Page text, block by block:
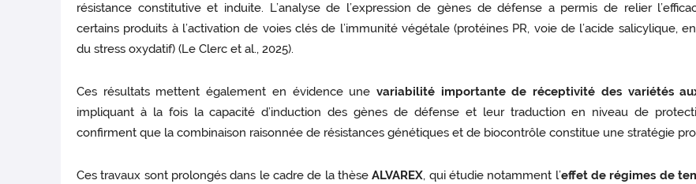
résistance constitutive et induite. L’analyse de l’expression de gènes de défense a permis de relier
certains produits à l’activation de voies clés de l’immunité végétale (protéines PR, voie de l’acide salicylique,
du stress oxydatif) (Le Clerc et al., 2025).
Ces résultats mettent également en évidence une variabilité importante de réceptivité des variétés
impliquant à la fois la capacité d’induction des gènes de défense et leur traduction en niveau de
confirment que la combinaison raisonnée de résistances génétiques et de biocontrôle constitue une stratégie
Ces travaux sont prolongés dans le cadre de la thèseALVAREX, qui étudie notamment l’effet de régimes de